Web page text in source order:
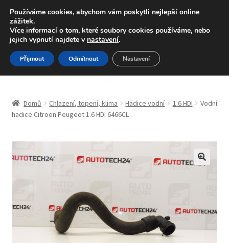
DOPRAVA od 139,-Kč
Volejte po-pá 9-16 704 494 494
Přeskočit
na
navigaci
Přejít
k
obsahu
Blog
Domů Chlazení, topení, klima Hadice vodní 1.6 HDI
Vodní
hadice Citroën Peugeot 1.6 HDI 6466CL
Používáme cookies, abychom vám poskytli nejlepší online
zážitek.
Více informací o tom, které soubory cookies používáme, nebo
jejich vypnutí najdete v nastavení.
Přijmout Odmítnout Nastavení